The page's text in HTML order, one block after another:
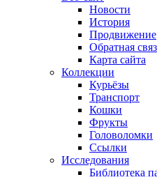
Новости
История
Продвижение
Обратная
Карта сайта
Коллекции
Курьёзы
Транспорт
Кошки
Фрукты
Головоломки
Ссылки
Исследования
Библиотека